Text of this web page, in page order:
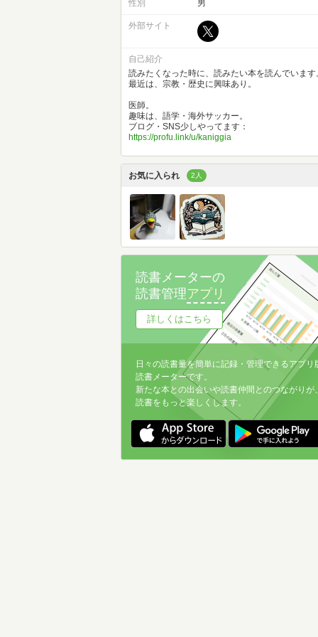
性別 男
外部サイト
自己紹介
読みたくなった時に、読みたい本を読んでいます
最近は、宗教・歴史に興味あり。
医師。
趣味は、語学・海外サッカー。
ブログ・SNS少しやってます：
https://profu.link/u/kaniggia
お気に入られ 2人
読書メーターの
読書管理アプリ
詳しくはこちら
日々の読書量を簡単に記録・管理できるアプリ
読書メーターです。
新たな本との出会いや読書仲間とのつながりが
読書をもっと楽しくします。